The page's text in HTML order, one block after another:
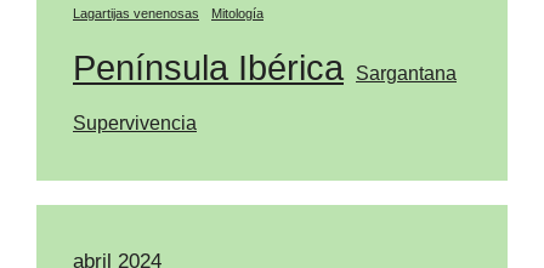
Lagartijas venenosas Mitología
Península Ibérica Sargantana
Supervivencia
abril 2024